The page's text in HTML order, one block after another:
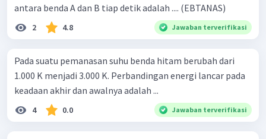
antara benda A dan B tiap detik adalah .... (EBTANAS)
2 4.8 Jawaban terverifikasi
Pada suatu pemanasan suhu benda hitam berubah dari
1.000 K menjadi 3.000 K. Perbandingan energi lancar pada
keadaan akhir dan awalnya adalah ...
4 0.0 Jawaban terverifikasi